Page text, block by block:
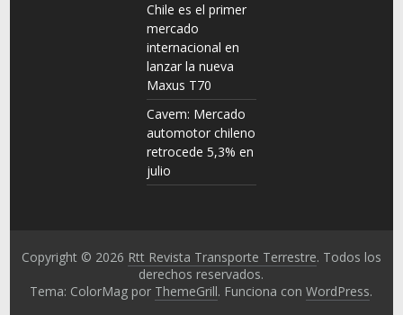
Chile es el primer
mercado
internacional en
lanzar la nueva
Maxus T70
Cavem: Mercado
automotor chileno
retrocede 5,3% en
julio
Copyright © 2026 Rtt Revista Transporte Terrestre. Todos los
derechos reservados.
Tema: ColorMag por ThemeGrill. Funciona conWordPress.